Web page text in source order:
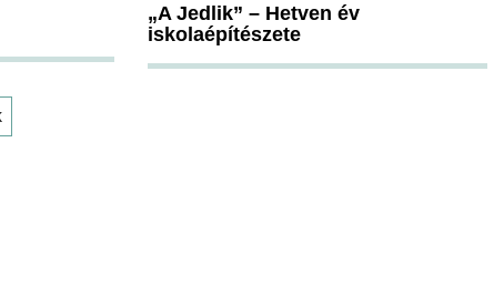
„A Jedlik” – Hetven év
iskolaépítészete